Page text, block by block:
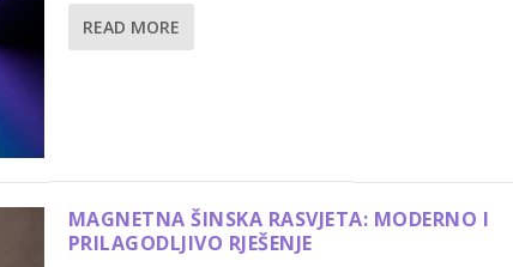
READ MORE
MAGNETNA ŠINSKA RASVJETA: MODERNO I
PRILAGODLJIVO RJEŠENJE